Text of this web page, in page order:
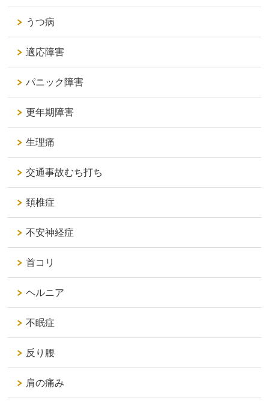
うつ病
適応障害
パニック障害
更年期障害
生理痛
交通事故むち打ち
頚椎症
不安神経症
首コリ
ヘルニア
不眠症
反り腰
肩の痛み